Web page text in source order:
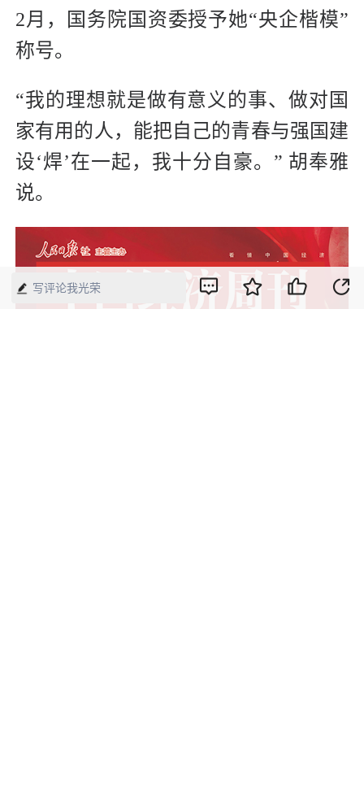
2月，国务院国资委授予她“央企楷模”
称号。
“我的理想就是做有意义的事、做对国
家有用的人，能把自己的青春与强国建
设‘焊’在一起，我十分自豪。” 胡奉雅
说。
写评论我光荣